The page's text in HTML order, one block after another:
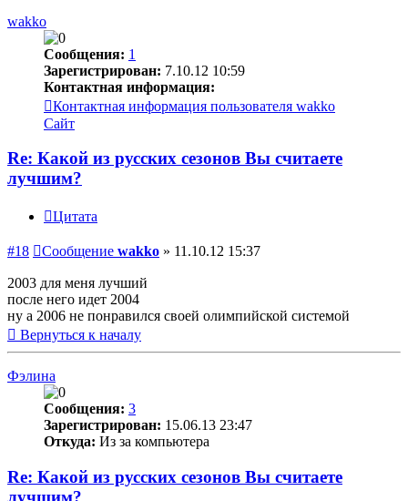
wakko
Сообщения: 1
Зарегистрирован: 7.10.12 10:59
Контактная информация:
Контактная информация пользователя wakko
Сайт
Re: Какой из русских сезонов Вы считаете
лучшим?
Цитата
#18 Сообщение wakko » 11.10.12 15:37
2003 для меня лучший
после него идет 2004
ну а 2006 не понравился своей олимпийской системой
Вернуться к началу
Фэлина
Сообщения: 3
Зарегистрирован: 15.06.13 23:47
Откуда: Из за компьютера
Re: Какой из русских сезонов Вы считаете
лучшим?